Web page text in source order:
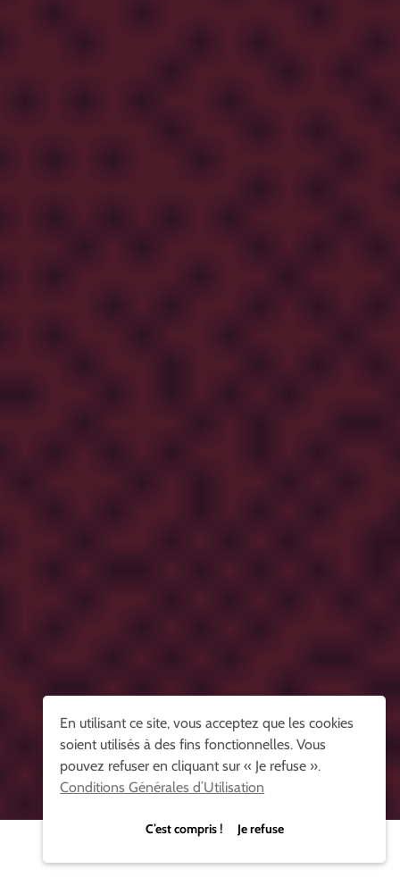
En utilisant ce site, vous acceptez que les cookies
soient utilisés à des fins fonctionnelles. Vous
pouvez refuser en cliquant sur « Je refuse ».
Conditions Générales d’Utilisation
C’est compris ! Je refuse